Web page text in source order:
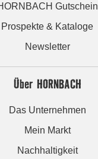
Gutschein
Prospekte & Kataloge
Newsletter
Über HORNBACH
Das Unternehmen
Mein Markt
Nachhaltigkeit